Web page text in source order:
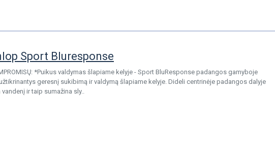
Sport Bluresponse
*Puikus valdymas šlapiame kelyje - Sport BluResponse padangos gamyboje
geresnį sukibimą ir valdymą šlapiame kelyje. Dideli centrinėje padangos dalyje
ir taip sumažina sly..